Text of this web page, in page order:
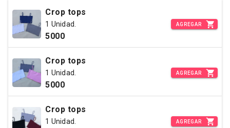
Crop tops
1 Unidad.
5000
AGREGAR
Crop tops
1 Unidad.
5000
AGREGAR
Crop tops
1 Unidad. AGREGAR